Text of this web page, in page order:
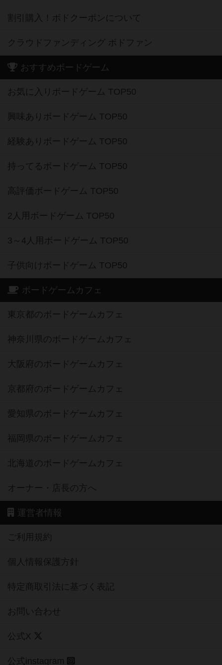
割引購入！ボドクーポンについて
クラウドファンディング ボドファン
おすすめボードゲーム
お気に入りボードゲーム TOP50
興味ありボードゲーム TOP50
経験ありボードゲーム TOP50
持ってるボードゲーム TOP50
高評価ボードゲーム TOP50
2人用ボードゲーム TOP50
3～4人用ボードゲーム TOP50
子供向けボードゲーム TOP50
ボードゲームカフェ
東京都のボードゲームカフェ
神奈川県のボードゲームカフェ
大阪府のボードゲームカフェ
京都府のボードゲームカフェ
愛知県のボードゲームカフェ
福岡県のボードゲームカフェ
北海道のボードゲームカフェ
オーナー・店長の方へ
運営者情報
ご利用規約
個人情報保護方針
特定商取引法に基づく表記
お問い合わせ
公式X
公式instagram